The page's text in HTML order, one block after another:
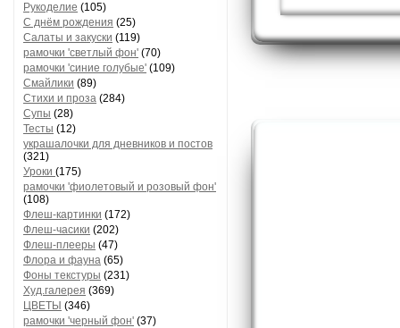
Рукоделие (105)
С днём рождения (25)
Салаты и закуски (119)
рамочки 'светлый фон' (70)
рамочки 'синие голубые' (109)
Смайлики (89)
Стихи и проза (284)
Супы (28)
Тесты (12)
украшалочки для дневников и постов
(321)
Уроки (175)
рамочки 'фиолетовый и розовый фон'
(108)
Флеш-картинки (172)
Флеш-часики (202)
Флеш-плееры (47)
Флора и фауна (65)
Фоны текстуры (231)
Худ.галерея (369)
ЦВЕТЫ (346)
рамочки 'черный фон' (37)